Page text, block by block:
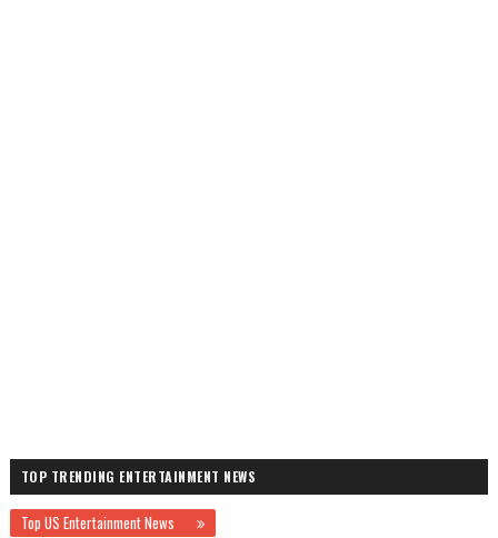
TOP TRENDING ENTERTAINMENT NEWS
Top US Entertainment News